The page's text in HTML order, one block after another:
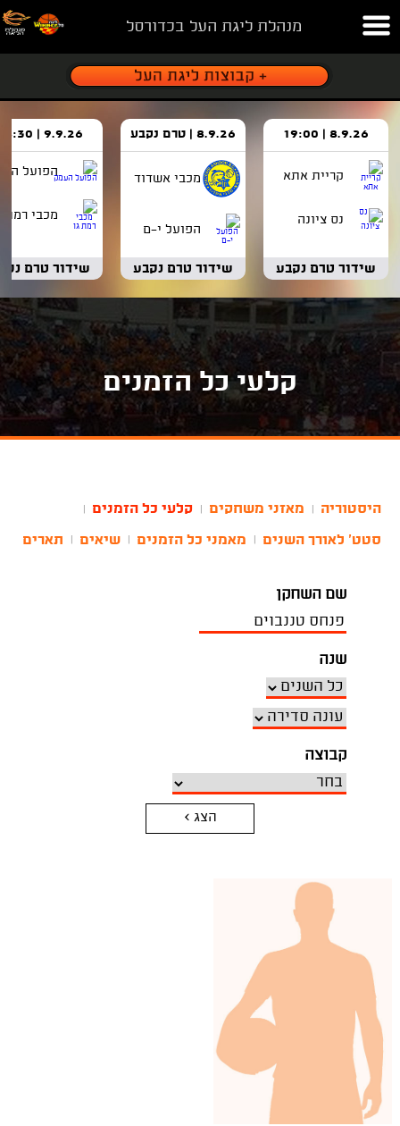
מנהלת ליגת העל בכדורסל
8.9.26 | 19:00
קריית אתא
נס ציונה
שידור טרם נקבע
8.9.26 | טרם נקבע
מכבי אשדוד
הפועל י-ם
שידור טרם נקבע
9.9.26 | 18:30
הפועל
מכבי רמת
שידור טרם
קלעי כל הזמנים
היסטוריה מאזני משחקים קלעי כל הזמנים
סטט' לאורך השנים מאמני כל הזמנים שיאים תארים
שם השחקן
שנה
קבוצה
הצג >